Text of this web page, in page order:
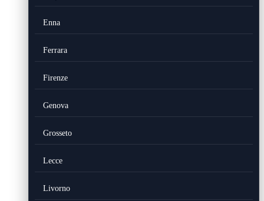
Enna
Ferrara
Firenze
Genova
Grosseto
Lecce
Livorno